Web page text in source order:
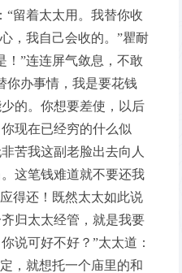
“留着太太用。我替你收
，我自己会收的。”瞿耐
！”连连屏气敛息，不敢
你办事情，我是要花钱
的。你想要差使，以后
现在已经穷的什么似
苦我这副老脸出去向人
这笔钱难道就不要还我
得还！既然太太如此说
归太太经管，就是我要
说可好不好？”太太道：
，就想托一个庙里的和